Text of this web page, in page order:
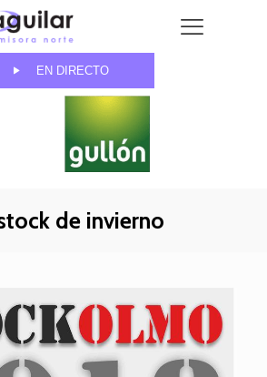
EN DIRECTO
de invierno